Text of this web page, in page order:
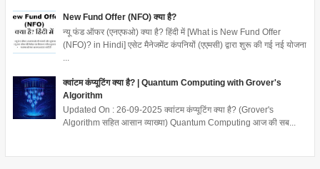
New Fund Offer (NFO) क्या है?
न्यू फंड ऑफर (एनएफओ) क्या है? हिंदी में [What is New Fund Offer
(NFO)? in Hindi] एसेट मैनेजमेंट कंपनियों (एएमसी) द्वारा शुरू की गई नई योजना
क्वांटम कंप्यूटिंग क्या है? | Quantum Computing with Grover's
Algorithm
Updated On : 26-09-2025 क्वांटम कंप्यूटिंग क्या है? (Grover's
Algorithm सहित आसान व्याख्या) Quantum Computing आज की सब...